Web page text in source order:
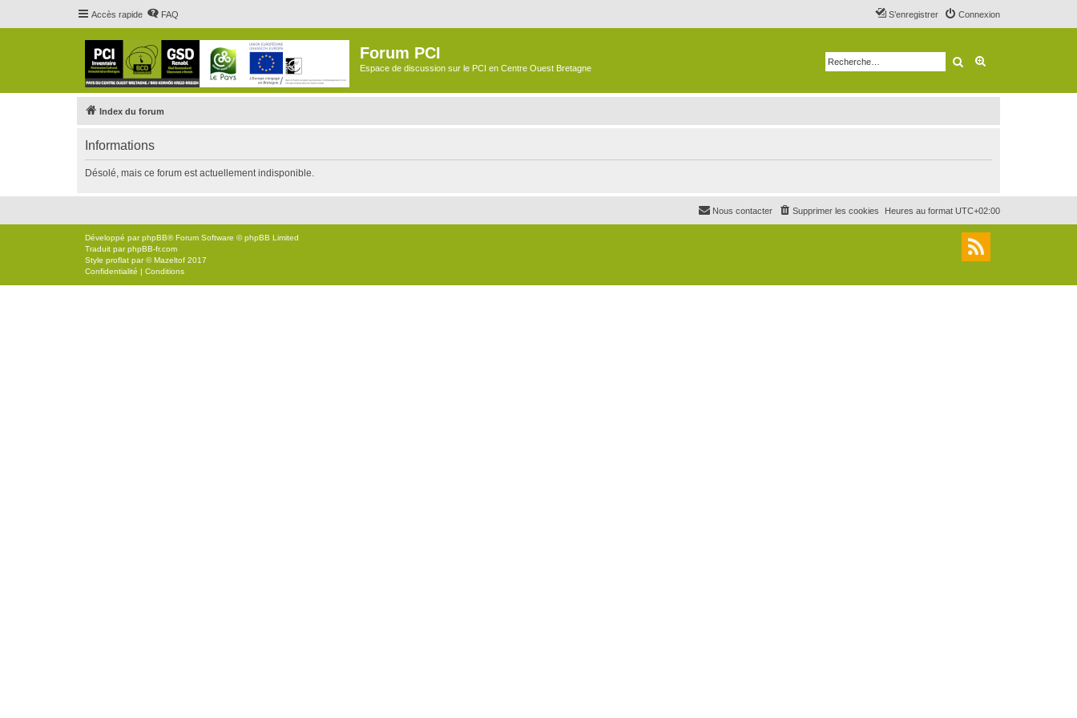
Accès rapide FAQ Connexion
S’enregistrer
Forum PCI
Espace de discussion sur le PCI en Centre Ouest Bretagne Rechercher
Index du forum
Informations
Désolé, mais ce forum est actuellement indisponible.
Heures au format UTC+02:00
Supprimer les cookies
Nous contacter
Développé parphpBB® Forum Software © phpBB Limited
Traduit parphpBB-fr.com
Style proflat par ©Mazeltof 2017
Confidentialité | Conditions